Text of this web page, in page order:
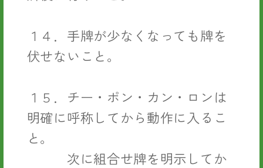
１４．手牌が少なくなっても牌を
伏せないこと。
１５．チー・ポン・カン・ロンは
明確に呼称してから動作に入るこ
と。
次に組合せ牌を明示してか